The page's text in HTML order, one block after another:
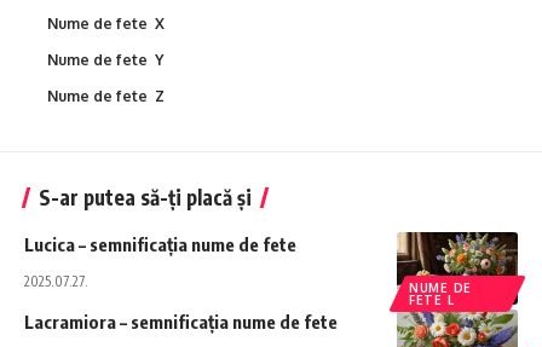
Nume de fete X
Nume de fete Y
Nume de fete Z
S-ar putea să-ți placă și
NUME DE
FETE L
Lucica – semnificația nume de fete
2025.07.27.
Lacramiora – semnificația nume de fete